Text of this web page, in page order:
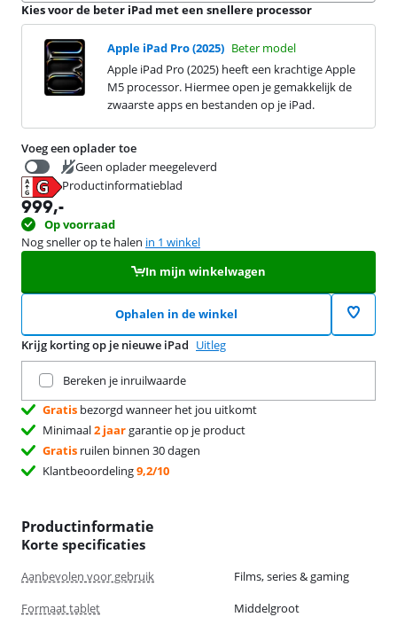
Kies voor de beter iPad met een snellere processor
Apple iPad Pro (2025) Beter model
Apple iPad Pro (2025) heeft een krachtige Apple
M5 processor. Hiermee open je gemakkelijk de
zwaarste apps en bestanden op je iPad.
Voeg een oplader toe
Geen oplader meegeleverd
34,99
Productinformatieblad
opent in nieuw tabblad
999,-
Op voorraad
Nog sneller op te halen in 1 winkel
In mijn winkelwagen
Ophalen in de winkel
Krijg korting op je nieuwe iPad Uitleg
Bereken je inruilwaarde
Gratis bezorgd wanneer het jou uitkomt
Minimaal2 jaargarantie op je product
Gratis ruilen binnen 30 dagen
Klantbeoordeling9,2/10
Productinformatie
Korte specificaties
Aanbevolen voor gebruik
Films, series & gaming
Formaat tablet
Middelgroot